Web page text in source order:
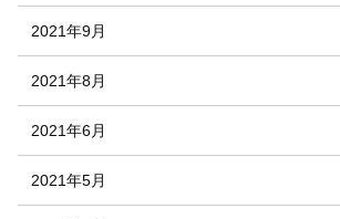
2021年9月
2021年8月
2021年6月
2021年5月